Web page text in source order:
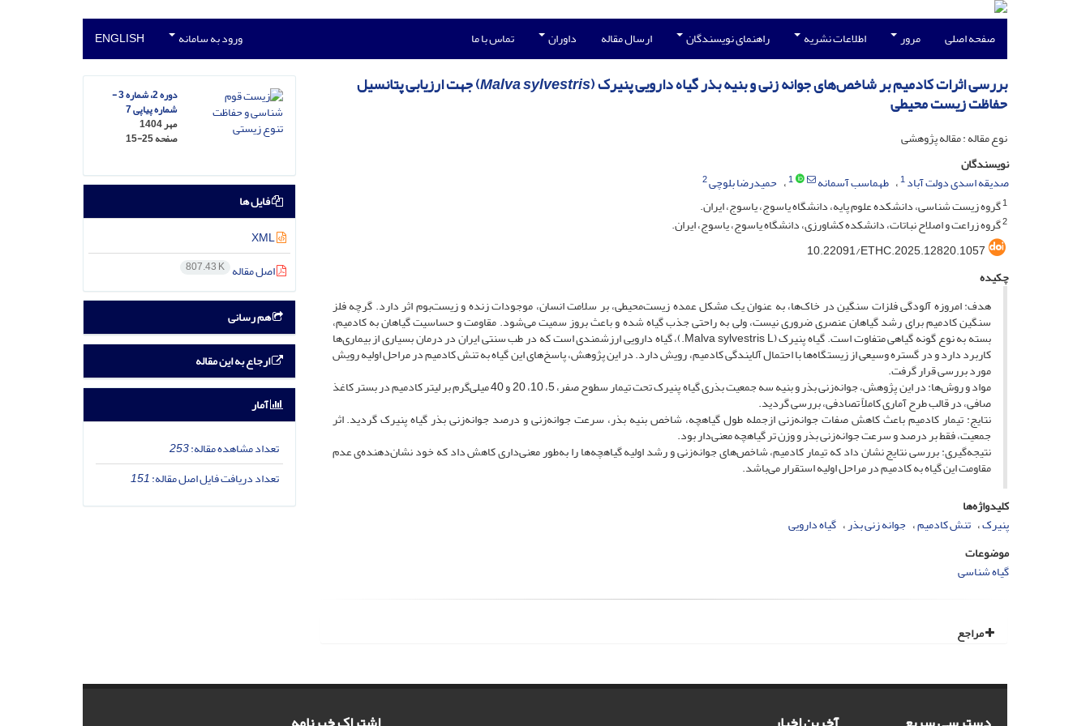
صفحه اصلی مرور اطلاعات نشریه راهنمای نویسندگان ارسال مقاله داوران تماس با ما ورود به سامانه ENGLISH
بررسی اثرات کادمیم بر شاخص‌های جوانه زنی و بنیه بذر گیاه دارویی پنیرک (Malva sylvestris) جهت ارزیابی پتانسیل
حفاظت زیست محیطی
نوع مقاله : مقاله پژوهشی
نویسندگان
صدیقه اسدی دولت آباد1 طهماسب آسمانه 1 حمیدرضا بلوچی2
1گروه زیست شناسی، دانشکده علوم پایه، دانشگاه یاسوج، یاسوج، ایران.
2گروه زراعت و اصلاح نباتات، دانشکده کشاورزی، دانشگاه یاسوج، یاسوج، ایران.
10.22091/ETHC.2025.12820.1057
چکیده
هدف: امروزه آلودگی فلزات سنگین در خاک‌ها، به عنوان یک مشکل عمده زیست‌محیطی، بر سلامت انسان، موجودات زنده و زیست‌بوم اثر دارد. گرچه فلز
سنگین کادمیم برای رشد گیاهان عنصری ضروری نیست، ولی به راحتی جذب گیاه شده و باعث بروز سمیت می‌شود. مقاومت و حساسیت گیاهان به کادمیم،
بسته به نوع گونه گیاهی متفاوت است. گیاه پنیرک (Malva sylvestris L.)، گیاه دارویی ارزشمندی است که در طب سنتی ایران در درمان بسیاری از بیماری‌ها
کاربرد دارد و در گستره وسیعی از زیستگاه‌ها با احتمال آلایندگی کادمیم، رویش دارد. در این پژوهش، پاسخ‌های این گیاه به تنش کادمیم در مراحل اولیه رویش
مورد بررسی قرار گرفت.
مواد و روش‌ها: در این پژوهش، جوانه‌زنی بذر و بنیه سه جمعیت بذری گیاه پنیرک تحت تیمار سطوح صفر، 5، 10، 20 و 40 میلی‌گرم بر لیتر کادمیم در بستر کاغذ
صافی، در قالب طرح آماری کاملاً تصادفی، بررسی گردید.
نتایج: تیمار کادمیم باعث کاهش صفات جوانه‌زنی ازجمله طول گیاهچه، شاخص بنیه بذر، سرعت جوانه‌زنی و درصد جوانه‌زنی بذر گیاه پنیرک گردید. اثر
جمعیت، فقط بر درصد و سرعت جوانه‌زنی بذر و وزن تر گیاهچه معنی‌دار بود.
نتیجه‌گیری: بررسی نتایج نشان داد که تیمار کادمیم، شاخص‌های جوانه‌زنی و رشد اولیه گیاهچه‌ها را به‌طور معنی‌داری کاهش داد که خود نشان‌دهنده‌ی عدم
مقاومت این گیاه به کادمیم در مراحل اولیه استقرار می‌باشد.
کلیدواژه‌ها
پنیرک تنش کادمیم جوانه زنی بذر گیاه دارویی
موضوعات
گیاه شناسی
مراجع
دوره 2، شماره 3 -
شماره پیاپی 7
مهر 1404
صفحه15-25
فایل ها
XML
اصل مقاله 807.43 K
هم رسانی
ارجاع به این مقاله
آمار
تعداد مشاهده مقاله:253
تعداد دریافت فایل اصل مقاله:151